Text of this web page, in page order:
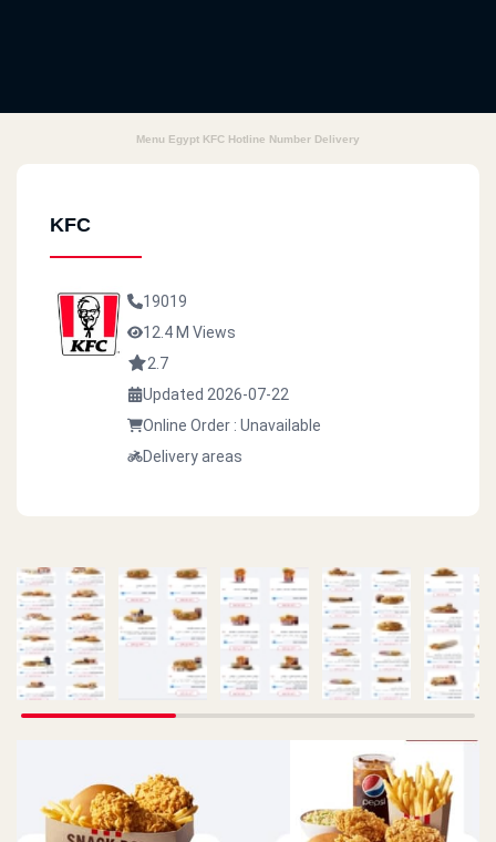
Menu Egypt KFC Hotline Number Delivery
KFC
19019
12.4 M Views
2.7
Updated 2026-07-22
Online Order : Unavailable
Delivery areas